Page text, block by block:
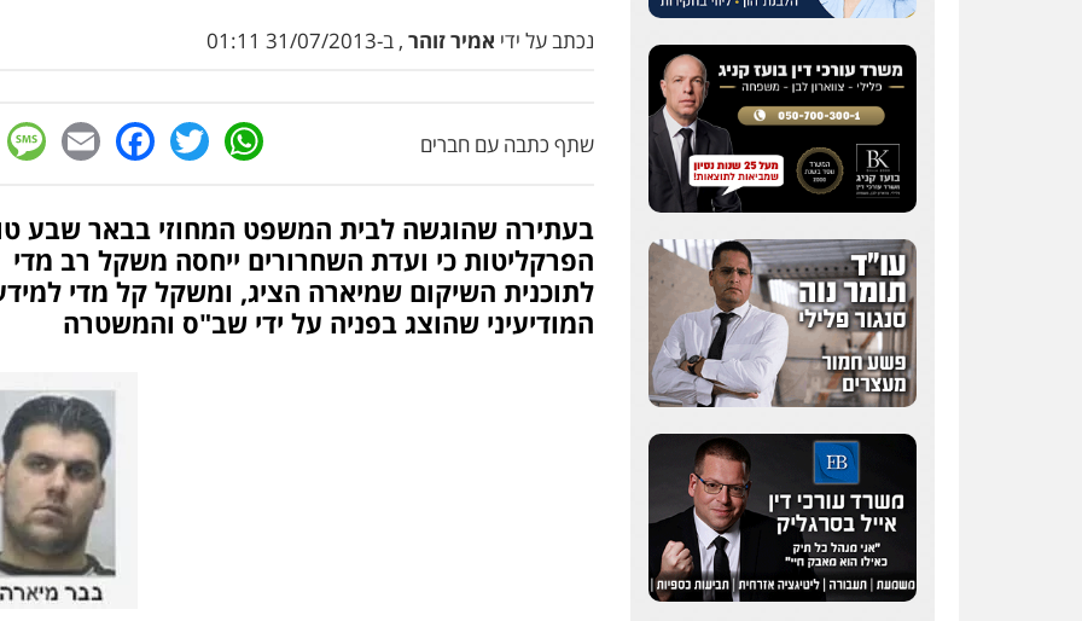
נכתב על ידי אמיר זוהר , ב-31/07/2013 01:11
שתף כתבה עם חברים WhatsApp
Twitter
בעתירה שהוגשה לבית המשפט המחוזי בבאר שבע
הפרקליטות כי ועדת השחרורים ייחסה משקל רב מדי
לתוכנית השיקום שמיארה הציג, ומשקל קל מדי
המודיעיני שהוצג בפניה על ידי שב"ס והמשטרה